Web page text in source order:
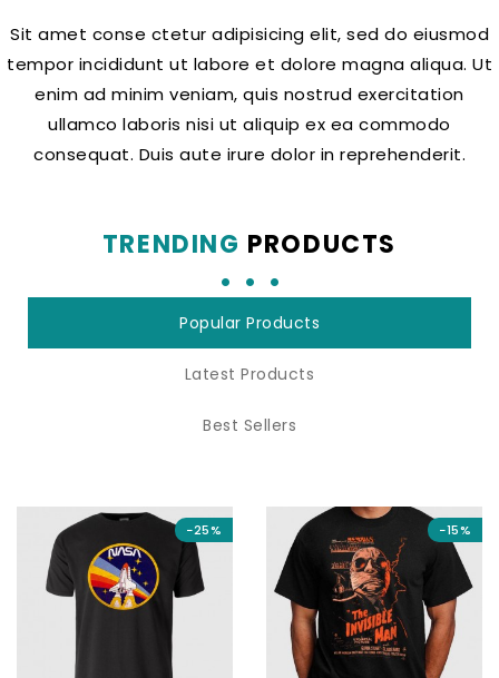
Sit amet conse ctetur adipisicing elit, sed do eiusmod
tempor incididunt ut labore et dolore magna aliqua. Ut
enim ad minim veniam, quis nostrud exercitation
ullamco laboris nisi ut aliquip ex ea commodo
consequat. Duis aute irure dolor in reprehenderit.
TRENDING PRODUCTS
Popular Products
Latest Products
Best Sellers
−25% −15%